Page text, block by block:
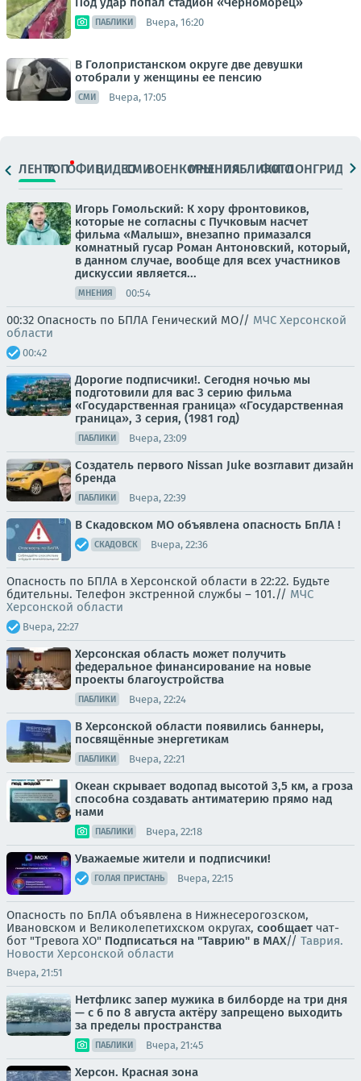
ПАБЛИКИ Вчера, 16:20
В Голопристанском округе две девушки
отобрали у женщины ее пенсию
СМИ Вчера, 17:05
ЛЕНТАТОПОФИЦ.ВИДЕОСМИВОЕНКОРЫМНЕНИЯПАБЛИКИ
ФОТОЛОНГРИДЫ
Игорь Гомольский: К хору фронтовиков,
которые не согласны с Пучковым насчет
фильма «Малыш», внезапно примазался
комнатный гусар Роман Антоновский, который,
в данном случае, вообще для всех участников
дискуссии является...
МНЕНИЯ 00:54
00:32 Опасность по БПЛА Генический МО// МЧС Херсонской
области
00:42
Дорогие подписчики!. Сегодня ночью мы
подготовили для вас 3 серию фильма
«Государственная граница» «Государственная
граница», 3 серия, (1981 год)
ПАБЛИКИ Вчера, 23:09
Создатель первого Nissan Juke возглавит дизайн
бренда
ПАБЛИКИ Вчера, 22:39
В Скадовском МО объявлена опасность БпЛА !
СКАДОВСК Вчера, 22:36
Опасность по БПЛА в Херсонской области в 22:22. Будьте
бдительны. Телефон экстренной службы – 101.// МЧС
Херсонской области
Вчера, 22:27
Херсонская область может получить
федеральное финансирование на новые
проекты благоустройства
ПАБЛИКИ Вчера, 22:24
В Херсонской области появились баннеры,
посвящённые энергетикам
ПАБЛИКИ Вчера, 22:21
Океан скрывает водопад высотой 3,5 км, а гроза
способна создавать антиматерию прямо над
нами
ПАБЛИКИ Вчера, 22:18
Уважаемые жители и подписчики!
ГОЛАЯ ПРИСТАНЬ Вчера, 22:15
Опасность по БпЛА объявлена в Нижнесерогозском,
Ивановском и Великолепетихском округах, сообщает чат-
бот "Тревога ХО" Подписаться на "Таврию" в MAX// Таврия.
Новости Херсонской области
Вчера, 21:51
Нетфликс запер мужика в билборде на три дня
— с 6 по 8 августа актёру запрещено выходить
за пределы пространства
ПАБЛИКИ Вчера, 21:45
Херсон. Красная зона